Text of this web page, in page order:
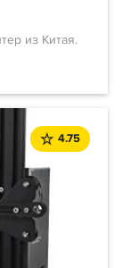
из Китая.
4.75